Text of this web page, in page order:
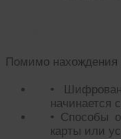
Помимо нахождения
•
начинается
• Способы
карты или